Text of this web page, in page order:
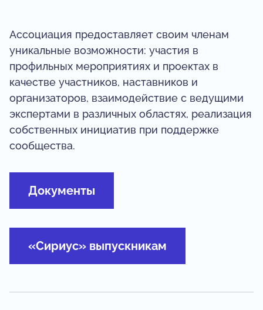
Ассоциация предоставляет своим членам
уникальные возможности: участия в
профильных мероприятиях и проектах в
качестве участников, наставников и
организаторов, взаимодействие с ведущими
экспертами в различных областях, реализация
собственных инициатив при поддержке
сообщества.
Документы
«Сириус» выпускникам